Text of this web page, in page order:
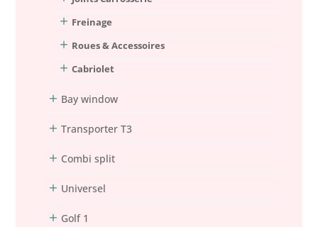
Freinage
Roues & Accessoires
Cabriolet
Bay window
Transporter T3
Combi split
Universel
Golf 1